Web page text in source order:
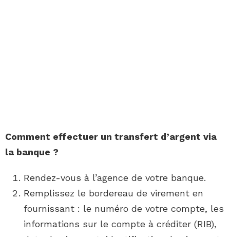
Comment effectuer un transfert d’argent via
la banque ?
Rendez-vous à l’agence de votre banque.
Remplissez le bordereau de virement en
fournissant : le numéro de votre compte, les
informations sur le compte à créditer (RIB),